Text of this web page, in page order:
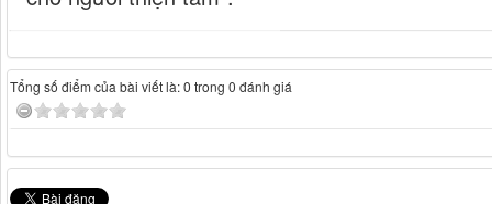
Tổng số điểm của bài viết là: 0 trong 0 đánh giá